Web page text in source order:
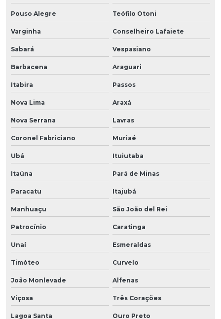
Pouso Alegre Teófilo Otoni
Varginha Conselheiro Lafaiete
Sabará Vespasiano
Barbacena Araguari
Itabira Passos
Nova Lima Araxá
Nova Serrana Lavras
Coronel Fabriciano Muriaé
Ubá Ituiutaba
Itaúna Pará de Minas
Paracatu Itajubá
Manhuaçu São João del Rei
Patrocínio Caratinga
Unaí Esmeraldas
Timóteo Curvelo
João Monlevade Alfenas
Viçosa Três Corações
Lagoa Santa Ouro Preto